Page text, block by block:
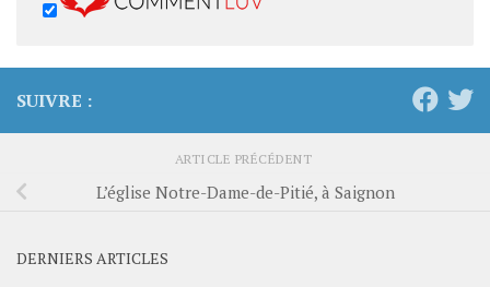
SUIVRE :
ARTICLE PRÉCÉDENT
L’église Notre-Dame-de-Pitié, à Saignon
DERNIERS ARTICLES